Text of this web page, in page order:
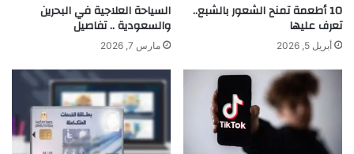
10 أطعمة تمنح الشعور بالشبع..
تعرف عليها
أبريل 5, 2026
السياحة العلاجية في البحرين
والسعودية .. تفاصيل
مارس 7, 2026